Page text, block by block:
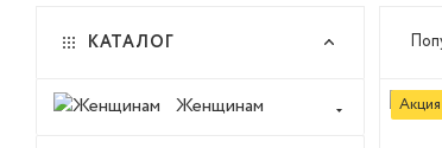
Акция
КАТАЛОГ
Женщинам